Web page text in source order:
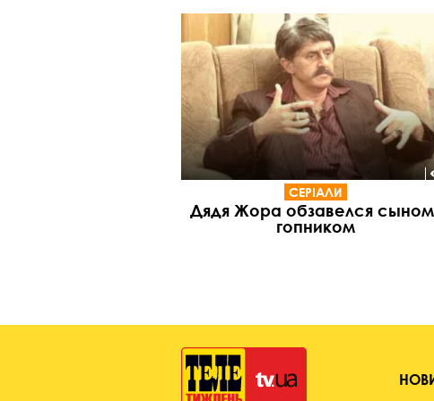
СЕРІАЛИ
Дядя Жора обзавелся
гопником